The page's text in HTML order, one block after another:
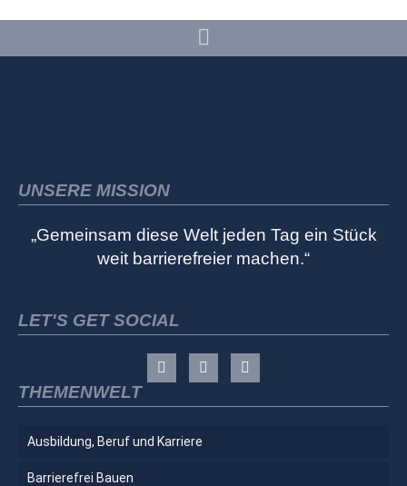
UNSERE MISSION
„Gemeinsam diese Welt jeden Tag ein Stück
weit barrierefreier machen.“
LET'S GET SOCIAL
THEMENWELT
Ausbildung, Beruf und Karriere
Barrierefrei Bauen